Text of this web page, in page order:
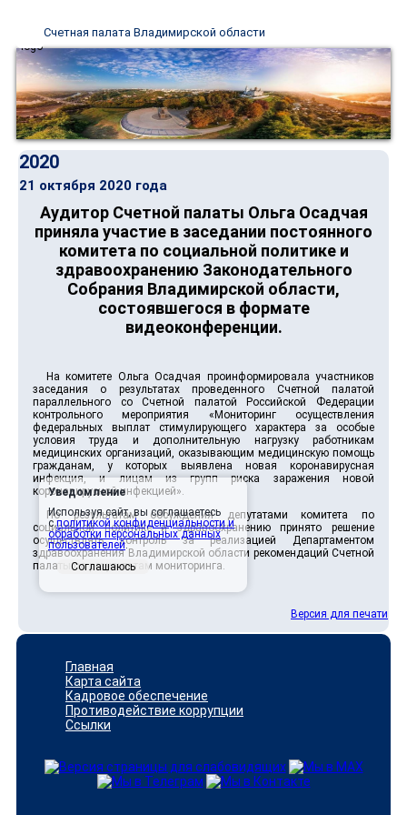
Счетная палата Владимирской области
2020
21 октября 2020 года
Аудитор Счетной палаты Ольга Осадчая
приняла участие в заседании постоянного
комитета по социальной политике и
здравоохранению Законодательного
Собрания Владимирской области,
состоявшегося в формате
видеоконференции.
На комитете Ольга Осадчая проинформировала участников
заседания о результатах проведенного Счетной палатой
параллельного со Счетной палатой Российской Федерации
контрольного мероприятия «Мониторинг осуществления
федеральных выплат стимулирующего характера за особые
условия труда и дополнительную нагрузку работникам
медицинских организаций, оказывающим медицинскую помощь
гражданам, у которых выявлена новая коронавирусная
инфекция, и лицам из групп риска заражения новой
коронавирусной инфекцией».
По результатам обсуждения депутатами комитета по
социальной политике и здравоохранению принято решение
осуществлять контроль за реализацией Департаментом
здравоохранения Владимирской области рекомендаций Счетной
палаты по результатам мониторинга.
Версия для печати
Главная
Карта сайта
Кадровое обеспечение
Противодействие коррупции
Ссылки
Уведомление
Используя сайт, вы соглашаетесь
сполитикой конфиденциальности и
обработки персональных данных
пользователей.
Соглашаюсь